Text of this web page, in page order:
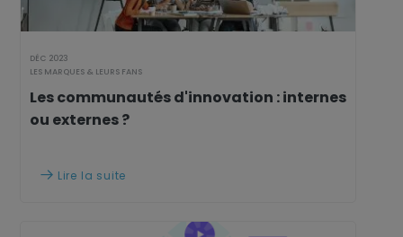
DÉC 2023
LES MARQUES & LEURS FANS
Les communautés d'innovation : internes
ou externes ?
 Lire la suite